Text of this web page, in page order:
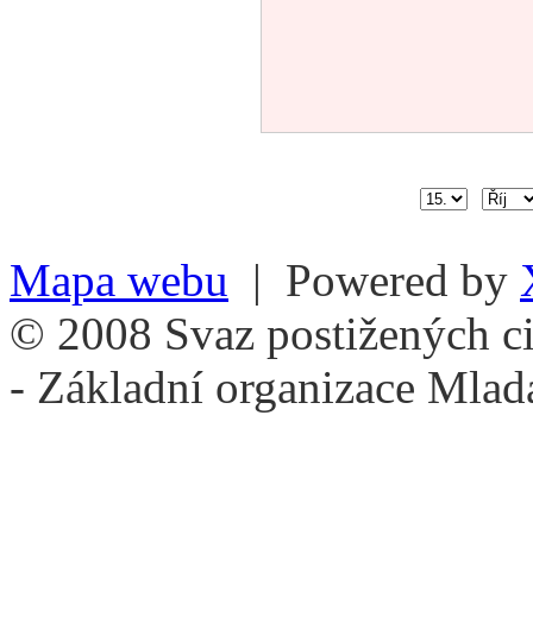
Mapa webu | Powered by
© 2008 Svaz postižených
- Základní organizace